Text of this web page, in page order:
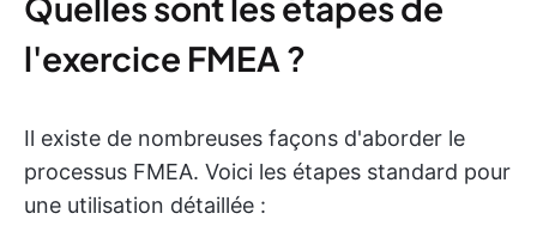
l'exercice FMEA ?
Il existe de nombreuses façons d'aborder le
processus FMEA. Voici les étapes standard pour
une utilisation détaillée :